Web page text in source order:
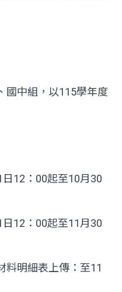
國中組，以115學年度
12：00起至10月30
12：00起至11月30
料明細表上傳：至11